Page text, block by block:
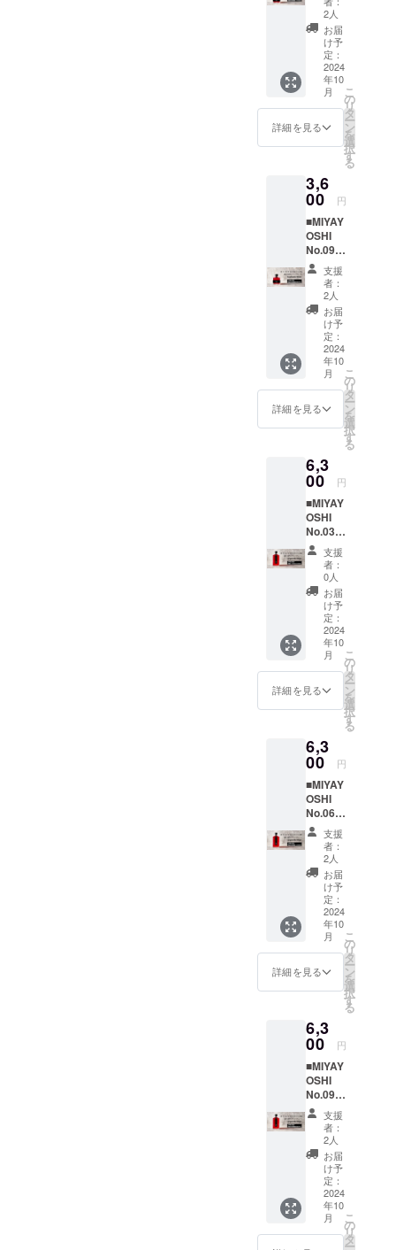
が、品
質に問
題はあ
りませ
ん。 ●
梅酒の
品質を
損なわ
ないた
めに、
15℃以
暗所で
保管し
てくだ
さい。
●お酒は
20歳を
こえて
から。
●妊娠
中・授
乳中は
飲酒を
控えて
くださ
い。 ※
納期は
予期せ
ぬ事態
により
場合が
ござい
ます。
あらか
じめご
承知く
ださ
い。
SHIプラ
ムリ
キュー
ル
200ml×
3 2.
3本入り
贈答用
3.
贈答用
原材料
由来の
成分が
沈殿す
ること
があり
ます
が、品
質に問
題はあ
りませ
ん。 ●
梅酒の
品質を
損なわ
ないた
めに、
15℃以
下の冷
保管し
てくだ
さい。
●お酒は
20歳を
こえて
から。
●妊娠
中・授
乳中は
飲酒を
控えて
くださ
い。 ※
納期は
予期せ
ぬ事態
により
遅れる
ござい
ます。
あらか
じめご
承知く
ださ
い。
カ
ティラ
ミスバ
ウムは
別発送
となり
ます。
商品の
は日数
にずれ
があり
ます。
あらか
じめご
承知く
ださ
い。 リ
ターン
内容：
■通常発
MIYAYO
SHI
200ml×
3 飲み
SET
1.
SHIプラ
ムリ
キュー
ル
200ml×
3 2.
3本用贈
答化粧
箱×1
3. 3本
用贈答
紙袋×1
・品
目 リ
キュー
ル 露
茜100％
・原材
料 和
田産
「露
茜」・
焼酎甲
類・氷
砂糖 ・
アル
コール
分
17％ ・
内容
量
200ml×
3 ●原材
料由来
の成分
が沈殿
するこ
とがあ
が、品
質に問
題はあ
りませ
ん。 ●
梅酒の
品質を
損なわ
ないた
めに、
15℃以
下の冷
暗所で
保管し
てくだ
さい。
ずれが
生じる
場合が
ありま
す。あ
らかじ
めご承
さい。
リター
通常発
送
MIYAYO
SHI
200ml×
3 飲み
比べ
SET
1.
MIYAYO
SHIプラ
ムリ
キュー
ル
200ml×
3 2.
3本用贈
答化粧
用贈答
紙袋×1
・品
目 リ
キュー
ル 露
茜
100％
・原材
料 和
歌山有
田産
「露
茜」・
焼酎甲
砂糖 ・
アル
分
17％ ・
内容
量
200ml×
3 ●原材
料由来
の成分
が沈殿
するこ
とがあ
ります
が、品
質に問
題はあ
りませ
ん。 ●
梅酒の
品質を
ないた
めに、
15℃以
下の冷
暗所で
保管し
てくだ
さい。
●お酒は
20歳を
こえて
から。
●妊娠
中・授
乳中は
飲酒を
しみく
ださ
い。
※「MIY
AYOSHI
キュー
ル飲み
比べ
き3種
SET」
送とな
りま
す。 ※
銀鱗の
輝き3種
SETは
生もの
です。
賞味期
限に限
りがご
ざいま
で、お
届け先
だく際
に、備
考欄に
10月15
日以降
で確実
にお受
け取り
できる
日時を
記載し
てくだ
さい。
リター
ン内
通常発
送
SHIプラ
ムリ
キュー
ル
200ml×
3 2.
本用贈
答化粧
箱×1
3. 3本
用贈答
紙袋×1
・品
目 リ
キュー
茜
100％
料 和
歌山有
田産
「露
茜」・
焼酎甲
類・氷
砂糖 ・
アル
コール
分
17％ ・
内容
量
200ml×
3 ●原材
料由来
料 和
歌山有
田産
「露
茜」・
焼酎甲
類・氷
砂糖 ・
アル
内容
量
200ml
生産量
に限り
がある
希少
種”露
茜”で漬
け込ん
「MIYA
YOSHI
」。今
回、ご
支援い
ただい
産いた
しま
色料な
ど何も
使わな
い天然
由来の
透き
通った
鮮やか
な赤
色、甘
酸っぱ
いさわ
香り、
濃厚な
も後味
をすっ
きりさ
せる独
自の酸
味。市
場に出
回りに
くい露
茜100％
の赤い
梅「露
茜」の
キュー
非味
わって
い！ リ
ターン
内容：
1.
梅酒
MIYAYO
SHI
No.03
200ml
１本
2.
贈答用
化粧箱
3.
贈答用
甘みと
酸味の
のバラ
ンスが
ちょう
どいい
「MIYA
YOSHI
」のス
タン
ダー
みの強
さ 6
・品
目 リ
キュー
ル 露
茜
100％
・原材
料 和
歌山有
田産
「露
茜」・
焼酎甲
類・氷
砂糖 ・
17％ ・
内容
量
200ml
生産量
に限り
がある
希少
種”露
茜”で漬
け込ん
「MIYA
YOSHI
」。今
回、ご
支援い
追加生
産いた
す。着
色料な
ど何も
使わな
い天然
由来の
透き
通った
鮮やか
な赤
色、甘
酸っぱ
やかな
香り、
の中に
も後味
をすっ
きりさ
せる独
自の酸
味。市
場に出
回りに
くい露
茜100％
の赤い
梅「露
茜」の
2人
お届
け予
定：
2024
年10
月
詳細を見る
こ
の
リ
タ
ー
ン
を
選
択
す
る
3,6
00 円
■MIYAY
OSHI
No.09
small
bottle
ふんだ
んに
使った
氷砂糖
と露茜
の酸味
がまじ
わった
甘酸っ
ぱいま
ろやか
いはま
るでス
イーツ
です。
甘みの
強さ 9
・品
目 リ
キュー
ル 露
100％
・原材
料 和
歌山有
田産
「露
砂糖 ・
アル
コール
分
17％ ・
内容
量
200ml
生産量
に限り
がある
希少
種”露
茜”で漬
け込ん
だ
「MIYA
支援い
ただい
用で、
追加生
産いた
しま
す。着
色料な
ど何も
使わな
い天然
由来の
透き
通った
支援
者：
2人
お届
け予
定：
2024
年10
月
詳細を見る
こ
の
リ
タ
ー
ン
を
選
択
す
る
6,3
00 円
■MIYAY
OSHI
No.03
large
bottle
控えめ
な甘み
とさわ
やかな
酸味
は、
さっぱ
りとし
た味わ
いで
す。 甘
さ 3
・品
目 リ
キュー
ル 露
茜
100％
・原材
料 和
歌山有
田産
「露
茜」・
焼酎甲
類・氷
砂糖 ・
アル
内容
量
380ml
生産量
に限り
がある
希少
種”露
茜”で漬
け込ん
「MIYA
YOSHI
」。今
回、ご
支援い
支援
者：
0人
お届
け予
定：
2024
年10
月
詳細を見る
こ
の
リ
タ
ー
ン
を
選
択
す
る
6,3
00 円
■MIYAY
OSHI
No.06
large
bottle
甘みと
酸味の
のバラ
ンスが
ちょう
どいい
「MIYA
YOSHI
」のス
タン
ダー
みの強
さ 6
・品
目 リ
キュー
ル 露
茜
100％
・原材
料 和
歌山有
田産
「露
茜」・
焼酎甲
類・氷
支援
者：
2人
お届
け予
定：
2024
年10
月
詳細を見る
こ
の
リ
タ
ー
ン
を
選
択
す
る
6,3
00 円
■MIYAY
OSHI
No.09
large
bottle
ふんだ
んに
使った
氷砂糖
と露茜
の酸味
がまじ
わった
支援
者：
2人
お届
け予
定：
2024
年10
月
こ
の
リ
タ
ー